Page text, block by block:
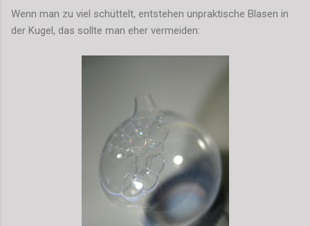
Wenn man zu viel schüttelt, entstehen unpraktische Blasen in
der Kugel, das sollte man eher vermeiden: